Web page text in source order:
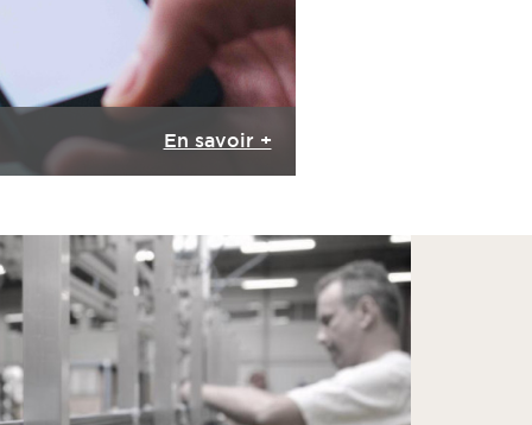
En savoir +